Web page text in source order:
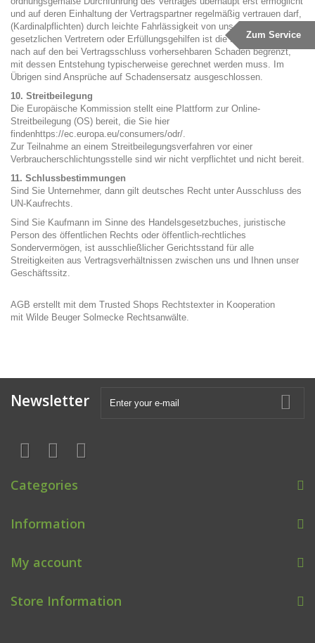
und auf deren Einhaltung der Vertragspartner regelmäßig vertrauen darf,
(Kardinalpflichten) durch leichte Fahrlässigkeit von uns, unseren
gesetzlichen Vertretern oder Erfüllungsgehilfen ist die Haftung der Höhe
nach auf den bei Vertragsschluss vorhersehbaren Schaden begrenzt,
mit dessen Entstehung typischerweise gerechnet werden muss. Im
Übrigen sind Ansprüche auf Schadensersatz ausgeschlossen.
10. Streitbeilegung
Die Europäische Kommission stellt eine Plattform zur Online-
Streitbeilegung (OS) bereit, die Sie hier
findenhttps://ec.europa.eu/consumers/odr/.
Zur Teilnahme an einem Streitbeilegungsverfahren vor einer
Verbraucherschlichtungsstelle sind wir nicht verpflichtet und nicht bereit.
11. Schlussbestimmungen
Sind Sie Unternehmer, dann gilt deutsches Recht unter Ausschluss des
UN-Kaufrechts.
Sind Sie Kaufmann im Sinne des Handelsgesetzbuches, juristische
Person des öffentlichen Rechts oder öffentlich-rechtliches
Sondervermögen, ist ausschließlicher Gerichtsstand für alle
Streitigkeiten aus Vertragsverhältnissen zwischen uns und Ihnen unser
Geschäftssitz.
AGB erstellt mit dem Trusted Shops Rechtstexter in Kooperation
mit Wilde Beuger Solmecke Rechtsanwälte.
Newsletter
Categories
Information
My account
Store Information
Zum Service